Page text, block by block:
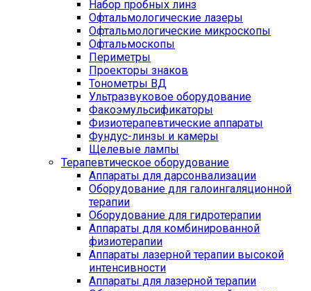
Набор пробных линз
Офтальмологические лазеры
Офтальмологические микроскопы
Офтальмоскопы
Периметры
Проекторы знаков
Тонометры ВД
Ультразвуковое оборудование
Факоэмульсификаторы
Физиотерапевтические аппараты
Фундус-линзы и камеры
Щелевые лампы
Терапевтическое оборудование
Аппараты для дарсонвализации
Оборудование для галоингаляционной
терапии
Оборудование для гидротерапии
Аппараты для комбинированной
физиотерапии
Аппараты лазерной терапии высокой
интенсивности
Аппараты для лазерной терапии